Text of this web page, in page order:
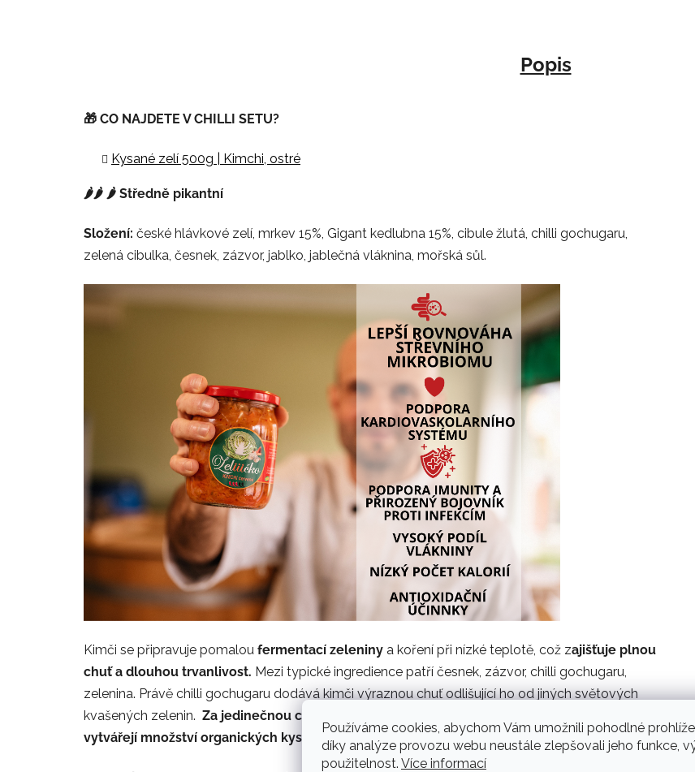
Používáme cookies, abychom Vám umožnili pohodlné
díky analýze provozu webu neustále zlepšovali jeho funkce,
použitelnost. Více informací
Popis
🎁 CO NAJDETE V CHILLI SETU?
Kysané zelí 500g | Kimchi, ostré
🌶️🌶️ 🌶️ Středně pikantní
Složení: české hlávkové zelí, mrkev 15%, Gigant kedlubna 15%, cibule žlutá, chilli gochugaru,
zelená cibulka, česnek, zázvor, jablko, jablečná vláknina, mořská sůl.
Kimči se připravuje pomalou fermentací zeleniny a koření při nízké teplotě, což zajišťuje plnou
chuť a dlouhou trvanlivost. Mezi typické ingredience patří česnek, zázvor, chilli gochugaru,
zelenina. Právě chilli gochugaru dodává kimči výraznou chuť odlišující ho od jiných světových
kvašených zelenin. Za jedinečnou chuť kimči mohou bakterie mléčného kvašení, které
vytvářejí množství organických kyselin a aromatických látek.